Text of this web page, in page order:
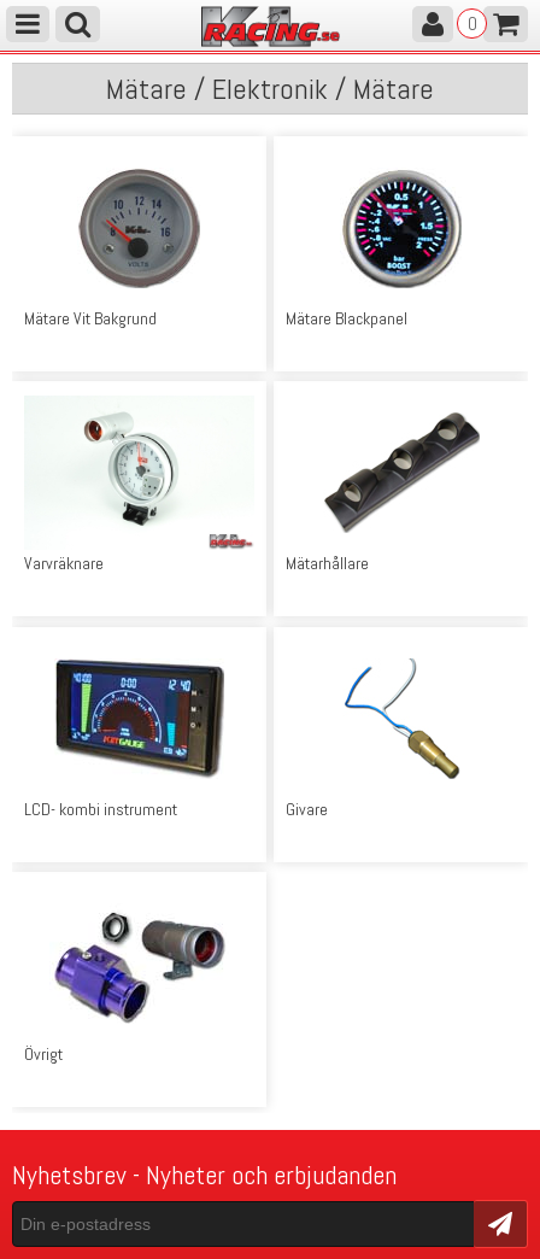
0
Mätare / Elektronik / Mätare
Mätare Vit Bakgrund Mätare Blackpanel
Varvräknare Mätarhållare
LCD- kombi instrument Givare
Övrigt
Nyhetsbrev - Nyheter och erbjudanden
Skicka